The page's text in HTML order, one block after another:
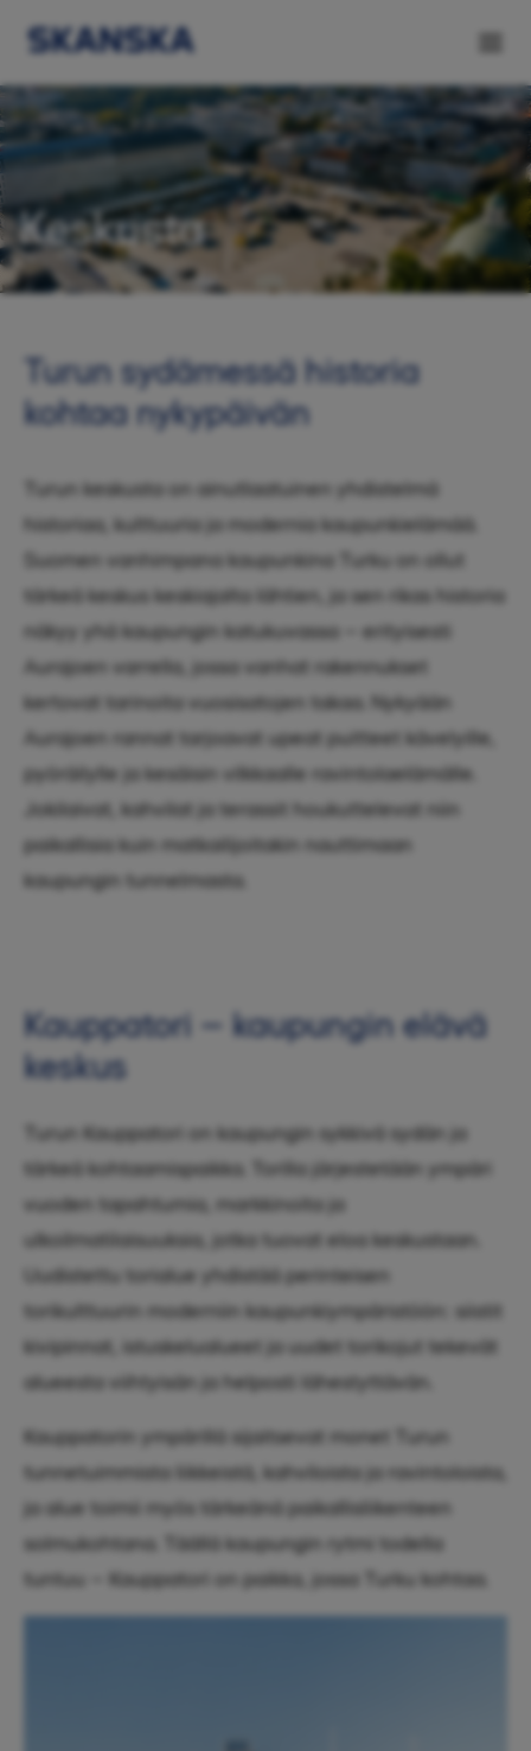
Keskusta
Turun sydämessä historia
kohtaa nykypäivän
Turun keskusta on ainutlaatuinen yhdistelmä
historiaa, kulttuuria ja modernia kaupunkielämää.
Suomen vanhimpana kaupunkina Turku on ollut
tärkeä keskus keskiajalta lähtien, ja sen rikas historia
näkyy yhä kaupungin katukuvassa – erityisesti
Aurajoen varrella, jossa vanhat rakennukset
kertovat tarinoita vuosisatojen takaa. Nykyään
Aurajoen rannat tarjoavat upeat puitteet kävelyille,
pyöräilylle ja kesäisin vilkkaalle ravintolaelämälle.
Jokilaivat, kahvilat ja terassit houkuttelevat niin
paikallisia kuin matkailijoitakin nauttimaan
kaupungin tunnelmasta.
Kauppatori – kaupungin elävä
keskus
Turun Kauppatori on kaupungin sykkivä sydän ja
tärkeä kohtaamispaikka. Torilla järjestetään ympäri
vuoden tapahtumia, markkinoita ja
ulkoilmatilaisuuksia, jotka tuovat eloa keskustaan.
Uudistettu torialue yhdistää perinteisen
torikulttuurin moderniin kaupunkiympäristöön: siistit
kivipinnat, istuskelualueet ja uudet torikojut tekevät
alueesta viihtyisän ja helposti lähestyttävän.
Kauppatorin ympärillä sijaitsevat monet Turun
tunnetuimmista liikkeistä, kahviloista ja ravintoloista,
ja alue toimii myös tärkeänä paikallisliikenteen
solmukohtana. Täällä kaupungin rytmi todella
tuntuu – Kauppatori on paikka, jossa Turku kohtaa.